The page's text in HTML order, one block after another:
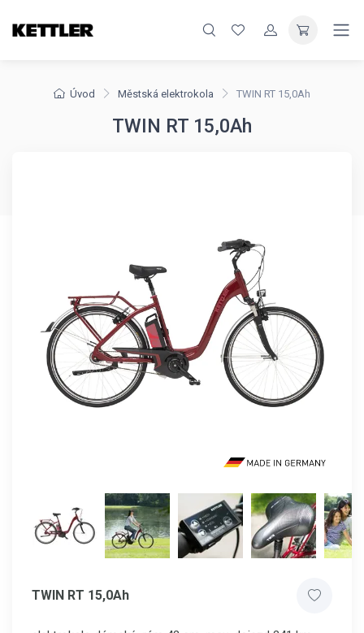
Úvod Městská elektrokola TWIN RT 15,0Ah
TWIN RT 15,0Ah
TWIN RT 15,0Ah